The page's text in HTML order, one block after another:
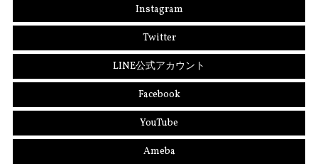
Instagram
Twitter
LINE公式アカウント
Facebook
YouTube
Ameba